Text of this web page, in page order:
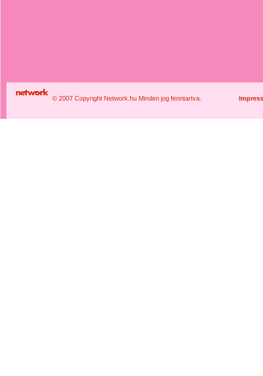
© 2007 Copyright Network.hu Minden jog fenntartva.